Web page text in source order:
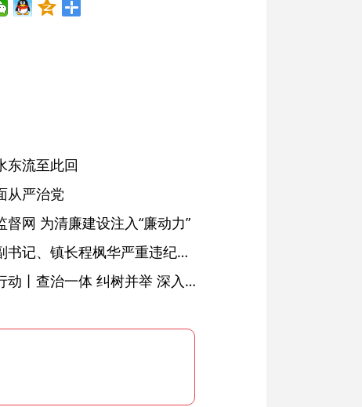
东流至此回
从严治党
网 为清廉建设注入“廉动力”
绩溪县长安镇原党委副书记、镇长程枫华严重违纪违法被开除党籍和公职
落实五次全会精神见行动丨查治一体 纠树并举 深入推进风腐同查同治